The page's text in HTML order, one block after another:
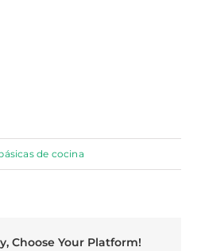
de cocina
Choose Your Platform!